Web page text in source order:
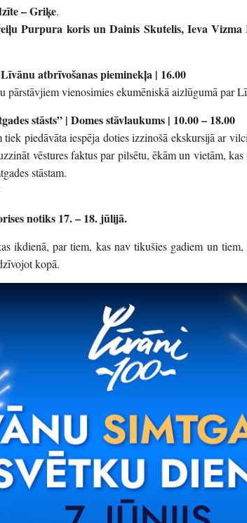
– Griķe.
Purpura koris un Dainis Skutelis, Ieva
atbrīvošanas pieminekļa | 16.00
vienosimies ekumēniskā aizlūgumā par
stāsts” | Domes stāvlaukums | 10.00 – 18.00
piedāvāta iespēja doties izzinošā ekskursijā ar
vēstures faktus par pilsētu, ēkām un vietām,
stāstam.
notiks 17. – 18. jūlijā.
ikdienā, par tiem, kas nav tikušies gadiem un
kopā.